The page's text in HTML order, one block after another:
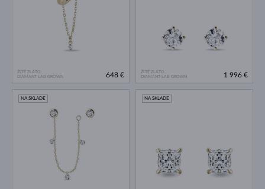
ŽLTÉ ZLATO
DIAMANT LAB GROWN
648 €
ŽLTÉ ZLATO
DIAMANT LAB GROWN
1 996 €
NA SKLADE NA SKLADE